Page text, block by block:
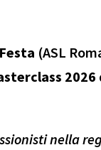
(ASL
2026
nella